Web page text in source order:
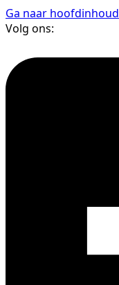
Ga naar hoofdinhoud
Volg ons: